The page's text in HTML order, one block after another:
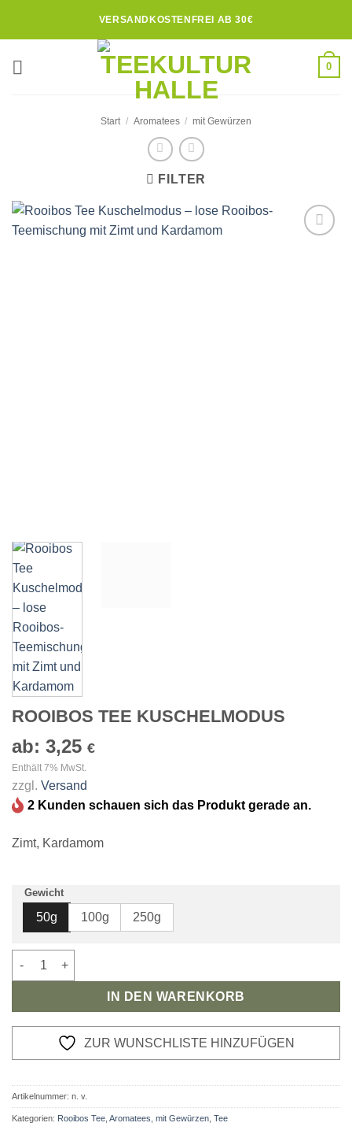
VERSANDKOSTENFREI AB 30€
0
Start / Aromatees / mit Gewürzen
FILTER
ROOIBOS TEE KUSCHELMODUS
ab: 3,25 €
Enthält 7% MwSt.
zzgl. Versand
2 Kunden schauen sich das Produkt gerade an.
Zimt, Kardamom
Gewicht
50g 100g 250g
Rooibos Tee Kuschelmodus Menge
IN DEN WARENKORB
ZUR WUNSCHLISTE HINZUFÜGEN
Artikelnummer: n. v.
Kategorien: Rooibos Tee Aromatees mit Gewürzen Tee